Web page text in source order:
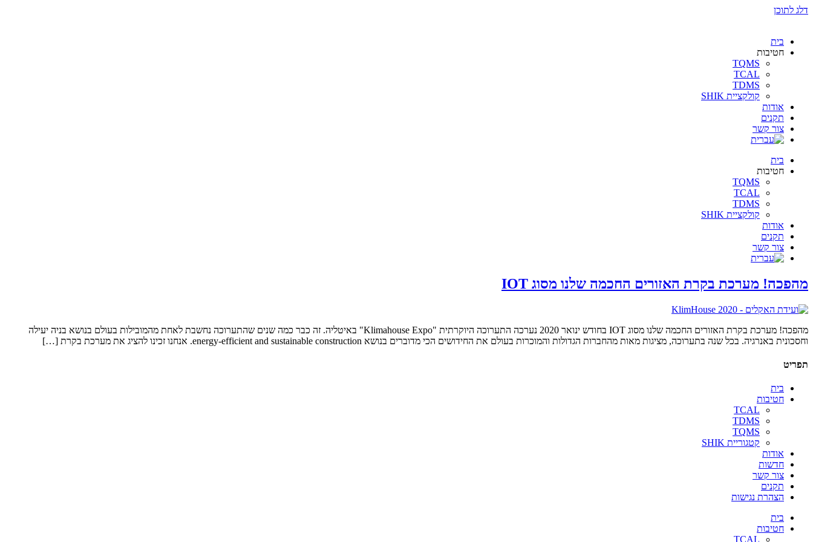
דלג לתוכן
בית
חטיבות
TQMS
TCAL
TDMS
קולקציית SHIK
אודות
תקנים
צור קשר
בית
חטיבות
TQMS
TCAL
TDMS
קולקציית SHIK
אודות
תקנים
צור קשר
מהפכה! מערכת בקרת האזורים החכמה שלנו מסוג IOT
מהפכה! מערכת בקרת האזורים החכמה שלנו מסוג IOT בחודש ינואר 2020 נערכה התערוכה היוקרתית "Klimahouse Expo" באיטליה. זה כבר כמה שנים שהתערוכה נחשבת לאחת מהמובילות בעולם בנושא בניה יעילה
וחסכונית באנרגיה. בכל שנה בתערוכה, מציגות מאות מהחברות הגדולות והמוכרות בעולם את החידושים הכי מדוברים בנושא energy-efficient and sustainable construction. אנחנו זכינו להציג את מערכת בקרת […]
תפריט
בית
חטיבות
TCAL
TDMS
TQMS
קטגוריית SHIK
אודות
חדשות
צור קשר
תקנים
הצהרת נגישות
בית
חטיבות
TCAL